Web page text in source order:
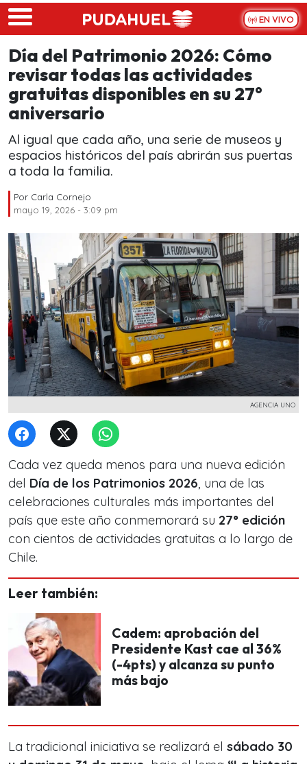
Skip to main content
EN VIVO
Día del Patrimonio 2026: Cómo
revisar todas las actividades
gratuitas disponibles en su 27°
aniversario
Al igual que cada año, una serie de museos y
espacios históricos del país abrirán sus puertas
a toda la familia.
Por Carla Cornejo
mayo 19, 2026 - 3:09 pm
AGENCIA UNO
Cada vez queda menos para una nueva edición
del Día de los Patrimonios 2026, una de las
celebraciones culturales más importantes del
país que este año conmemorará su 27° edición
con cientos de actividades gratuitas a lo largo de
Chile.
Leer también:
Cadem: aprobación del
Presidente Kast cae al 36%
(-4pts) y alcanza su punto
más bajo
La tradicional iniciativa se realizará el sábado 30